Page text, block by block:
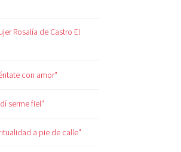
Rosalía de Castro El
con amor"
serme fiel"
a pie de calle"